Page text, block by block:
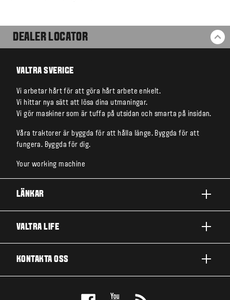
DEALER LOCATOR
VALTRA SVERIGE
Vi arbetar hårt för att göra hårt arbete enkelt.
Vi hittar nya sätt att lösa dina utmaningar.
Vi gör maskiner som är tuffa på utsidan och smarta på insidan.
Våra traktorer är byggda för att hålla länge. Byggda för att
fungera. Byggda för dig.
Your working machine
LÄNKAR
TJÄNSTER
VALTRA LIFE
KONTAKTA OSS